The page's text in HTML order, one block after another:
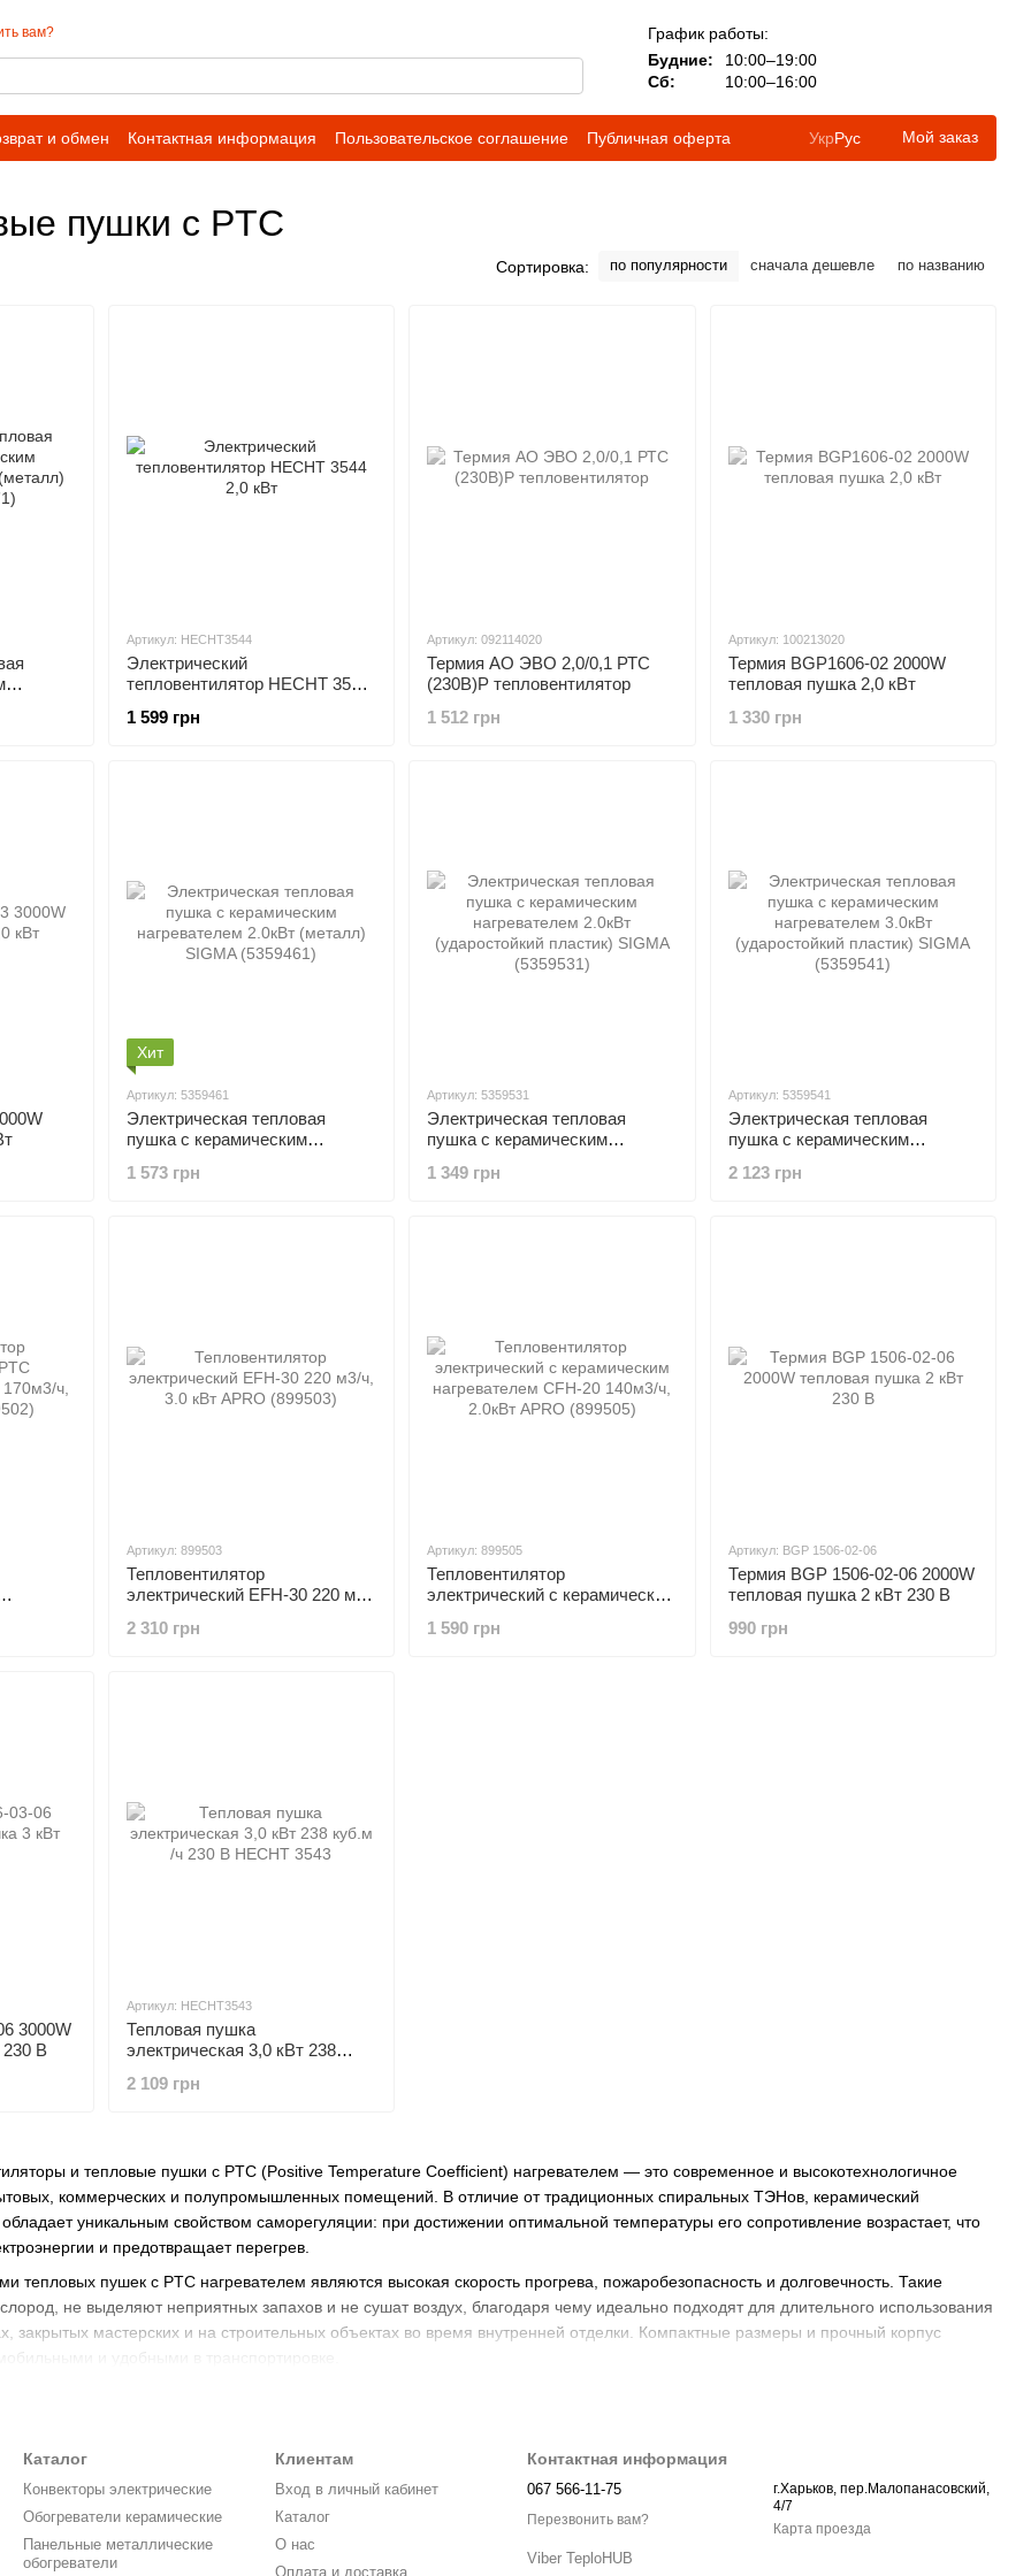
вам?
График работы:
Будние:
10:00–19:00
Сб:
10:00–16:00
и обмен Контактная информация Пользовательское соглашение
Публичная оферта
УкрРус Мой заказ
пушки с PTC
Сортировка: по популярности сначала дешевле по названию
и тепловые пушки с PTC (Positive Temperature Coefficient) нагревателем — это современное и высокотехнологичное
коммерческих и полупромышленных помещений. В отличие от традиционных спиральных ТЭНов, керамический
уникальным свойством саморегуляции: при достижении оптимальной температуры его сопротивление возрастает, что
и предотвращает перегрев.
тепловых пушек с PTC нагревателем являются высокая скорость прогрева, пожаробезопасность и долговечность. Такие
не выделяют неприятных запахов и не сушат воздух, благодаря чему идеально подходят для длительного использования
закрытых мастерских и на строительных объектах во время внутренней отделки. Компактные размеры и прочный корпус
Артикул: HECHT3544
Электрический
тепловентилятор HECHT 3544
1 599 грн
Артикул: 092114020
Термия АО ЭВО 2,0/0,1 РТС
(230В)Р тепловентилятор
1 512 грн
Артикул: 100213020
Термия BGP1606-02 2000W
тепловая пушка 2,0 кВт
1 330 грн
Хит
Артикул: 5359461
Электрическая тепловая
пушка с керамическим
SIGMA (5359461)
1 573 грн
Артикул: 5359531
Электрическая тепловая
пушка с керамическим
(ударостойкий пластик) SIGMA
1 349 грн
Артикул: 5359541
Электрическая тепловая
пушка с керамическим
(ударостойкий пластик) SIGMA
2 123 грн
Артикул: 899503
Тепловентилятор
электрический EFH-30 220 м3/
2 310 грн
Артикул: 899505
Тепловентилятор
электрический с керамическим
2.0кВт APRO (899505)
1 590 грн
Артикул: BGP 1506-02-06
Термия BGP 1506-02-06 2000W
тепловая пушка 2 кВт 230 В
990 грн
3000W
230 В
Артикул: HECHT3543
Тепловая пушка
электрическая 3,0 кВт 238
2 109 грн
Каталог
Конвекторы электрические
Обогреватели керамические
Панельные металлические
обогреватели
Клиентам
Вход в личный кабинет
Каталог
О нас
Оплата и доставка
Контактная информация
067 566-11-75
Перезвонить вам?
Viber TeploHUB
г.Харьков, пер.Малопанасовский,
4/7
Карта проезда